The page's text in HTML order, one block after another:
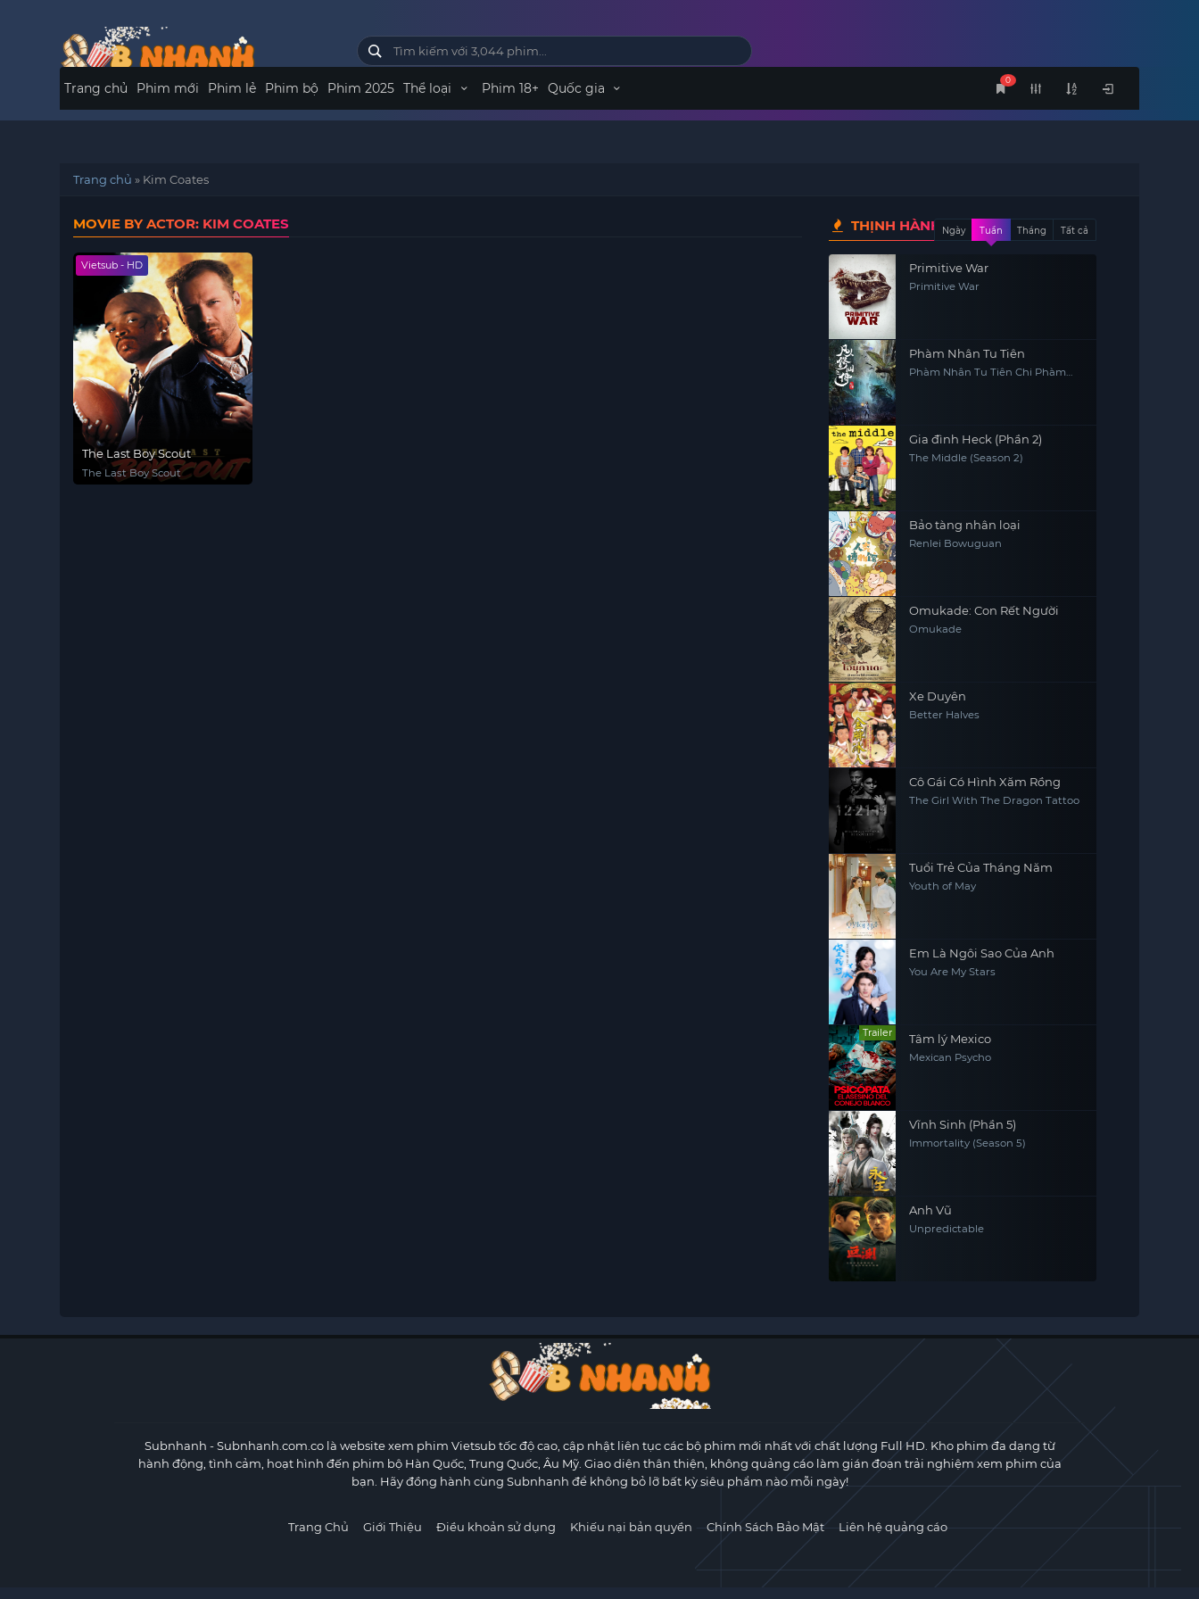
0
Trang chủ Phim mới Phim lẻ Phim bộ Phim 2025 Thể loại Phim 18+ Quốc gia
Trang chủ » Kim Coates
MOVIE BY ACTOR: KIM COATES
Vietsub - HD
The Last Boy Scout
The Last Boy Scout
THỊNH HÀNHNgày Tuần Tháng Tất cả
Primitive War
Primitive War
Phàm Nhân Tu Tiên
Phàm Nhân Tu Tiên Chi Phàm
Gia đình Heck (Phần 2)
The Middle (Season 2)
Bảo tàng nhân loại
Renlei Bowuguan
Omukade: Con Rết Người
Omukade
Xe Duyên
Better Halves
Cô Gái Có Hình Xăm Rồng
The Girl With The Dragon Tattoo
Tuổi Trẻ Của Tháng Năm
Youth of May
Em Là Ngôi Sao Của Anh
You Are My Stars
Trailer Tâm lý Mexico
Mexican Psycho
Vĩnh Sinh (Phần 5)
Immortality (Season 5)
Anh Vũ
Unpredictable
Subnhanh - Subnhanh.com.co là website xem phim Vietsub tốc độ cao, cập nhật liên tục các bộ phim mới nhất với chất lượng Full HD. Kho phim đa dạng từ
hành động, tình cảm, hoạt hình đến phim bộ Hàn Quốc, Trung Quốc, Âu Mỹ. Giao diện thân thiện, không quảng cáo làm gián đoạn trải nghiệm xem phim của
bạn. Hãy đồng hành cùng Subnhanh để không bỏ lỡ bất kỳ siêu phẩm nào mỗi ngày!
Trang Chủ Giới Thiệu Điều khoản sử dụng Khiếu nại bản quyền Chính Sách Bảo Mật Liên hệ quảng cáo